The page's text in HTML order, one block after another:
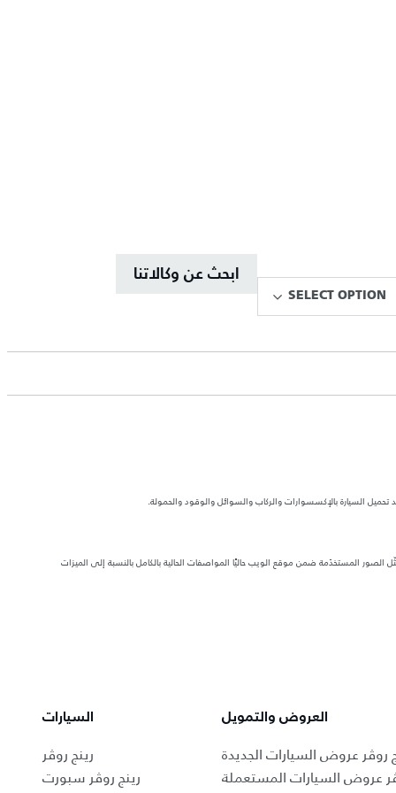
SELECT OPTION
ابحث عن وكالاتنا
السيارة بالإكسسوارات والركاب والسوائل والوقود والحمولة.
المستخدَمة ضمن موقع الويب حاليًا المواصفات الحالية بالكامل بالنسبة إلى الميزات
السيارات
رينج روڤر
رينج روڤر سبورت
العروض والتمويل
روڤر عروض السيارات الجديدة
عروض السيارات المستعملة